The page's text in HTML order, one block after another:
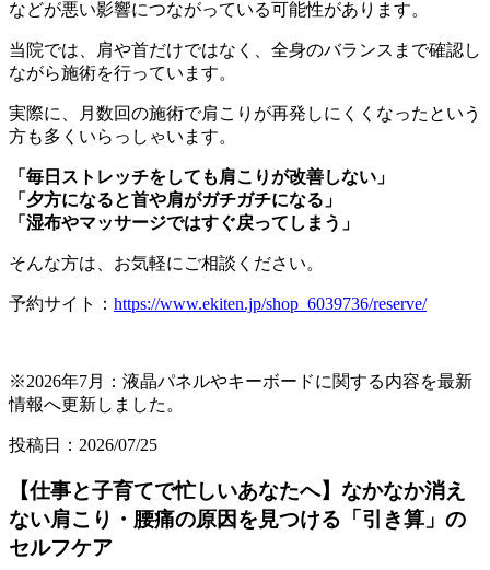
などが悪い影響につながっている可能性があります。
当院では、肩や首だけではなく、全身のバランスまで確認し
ながら施術を行っています。
実際に、月数回の施術で肩こりが再発しにくくなったという
方も多くいらっしゃいます。
「毎日ストレッチをしても肩こりが改善しない」
「夕方になると首や肩がガチガチになる」
「湿布やマッサージではすぐ戻ってしまう」
そんな方は、お気軽にご相談ください。
予約サイト： https://www.ekiten.jp/shop_6039736/reserve/
※2026年7月：液晶パネルやキーボードに関する内容を最新
情報へ更新しました。
投稿日：2026/07/25
【仕事と子育てで忙しいあなたへ】なかなか消え
ない肩こり・腰痛の原因を見つける「引き算」の
セルフケア